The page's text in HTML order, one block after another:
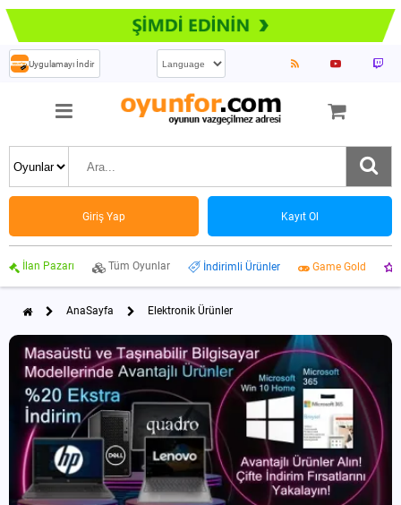
Uygulamayı İndir
Giriş Yap Kayıt Ol
İlan Pazarı Tüm Oyunlar İndirimli Ürünler Game Gold
AnaSayfa Elektronik Ürünler